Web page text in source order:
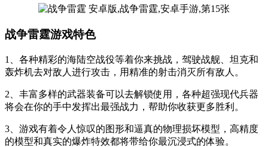
战争雷霆游戏特色
1、各种精彩的海陆空战役等着你来挑战，驾驶战舰、坦克和
轰炸机去对敌人进行攻击，用精准的射击消灭所有敌人。
2、丰富多样的武器装备可以去解锁使用，各种超强现代兵器
将会在你的手中发挥出最强战力，帮助你收获更多胜利。
3、游戏有着令人惊叹的图形和逼真的物理损坏模型，高精度
的模型和真实的爆炸特效都将带给你最沉浸式的体验。